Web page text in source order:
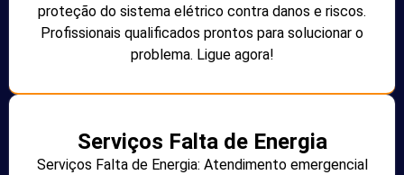
proteção do sistema elétrico contra danos e riscos.
Profissionais qualificados prontos para solucionar o
problema. Ligue agora!
Serviços Falta de Energia
Serviços Falta de Energia: Atendimento emergencial